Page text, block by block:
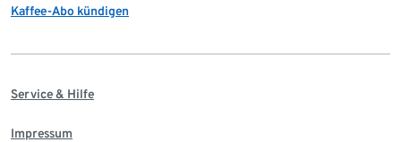
Kaffee-Abo kündigen
Service & Hilfe
Impressum